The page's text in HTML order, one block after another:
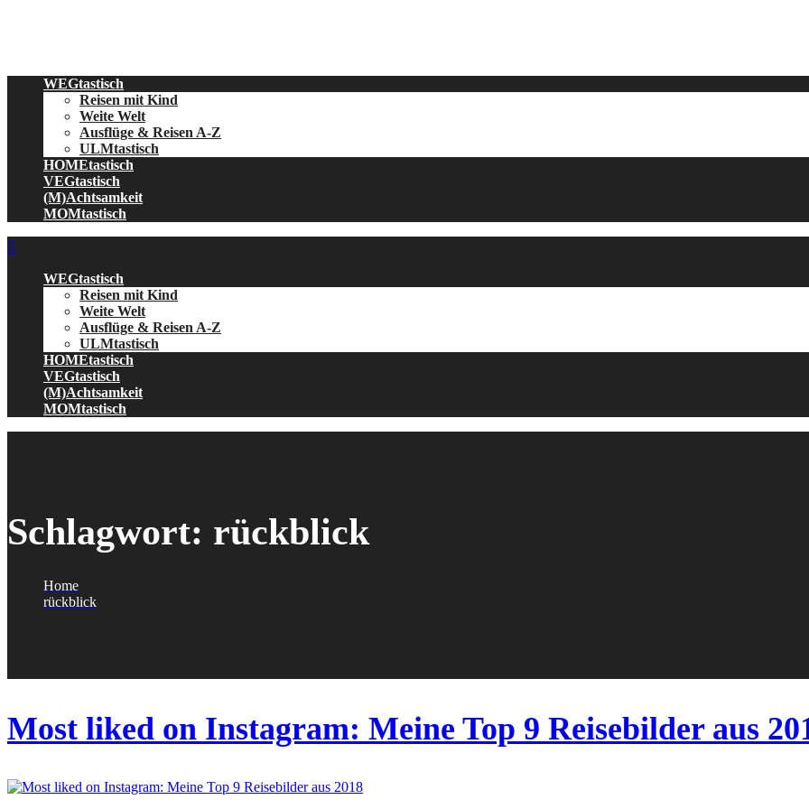
WEGtastisch
Reisen mit Kind
Weite Welt
Ausflüge & Reisen A-Z
ULMtastisch
HOMEtastisch
VEGtastisch
(M)Achtsamkeit
MOMtastisch
WEGtastisch
Reisen mit Kind
Weite Welt
Ausflüge & Reisen A-Z
ULMtastisch
HOMEtastisch
VEGtastisch
(M)Achtsamkeit
MOMtastisch
Schlagwort: rückblick
Home
rückblick
Most liked on Instagram: Meine Top 9 Reisebilder aus